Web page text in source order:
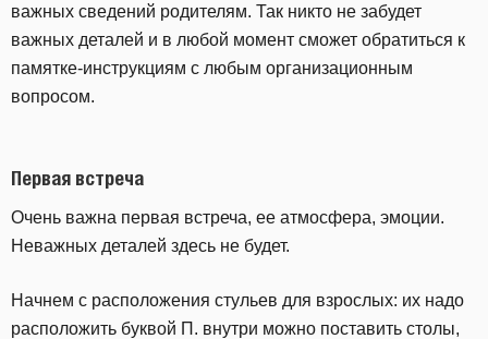
важных сведений родителям. Так никто не забудет
важных деталей и в любой момент сможет обратиться к
памятке-инструкциям с любым организационным
вопросом.
Первая встреча
Очень важна первая встреча, ее атмосфера, эмоции.
Неважных деталей здесь не будет.
Начнем с расположения стульев для взрослых: их надо
расположить буквой П. внутри можно поставить столы,